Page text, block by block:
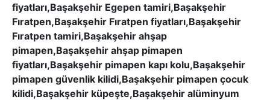
fiyatları,Başakşehir Egepen tamiri,Başakşehir
Fıratpen,Başakşehir Fıratpen fiyatları,Başakşehir
Fıratpen tamiri,Başakşehir ahşap
pimapen,Başakşehir ahşap pimapen
fiyatları,Başakşehir pimapen kapı kolu,Başakşehir
pimapen güvenlik kilidi,Başakşehir pimapen çocuk
kilidi,Başakşehir küpeşte,Başakşehir alüminyum